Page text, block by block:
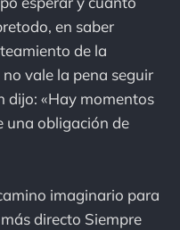
en saber
de la
vale la pena seguir
dijo: «Hay momentos
una obligación de
imaginario para
directo Siempre